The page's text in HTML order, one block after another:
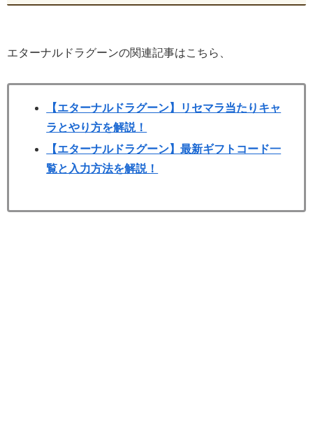
エターナルドラグーンの関連記事はこちら、
【エターナルドラグーン】リセマラ当たりキャ
ラとやり方を解説！
【エターナルドラグーン】最新ギフトコード一
覧と入力方法を解説！